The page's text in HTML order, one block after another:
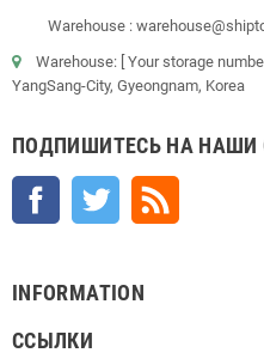
Warehouse :
Warehouse: [ Your storage
YangSang-City, Gyeongnam, Korea
ПОДПИШИТЕСЬ НА НАШИ
Facebook Twitter
INFORMATION
ССЫЛКИ